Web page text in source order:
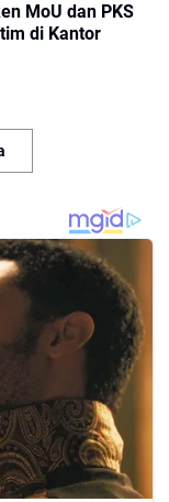
MoU dan PKS
di Kantor